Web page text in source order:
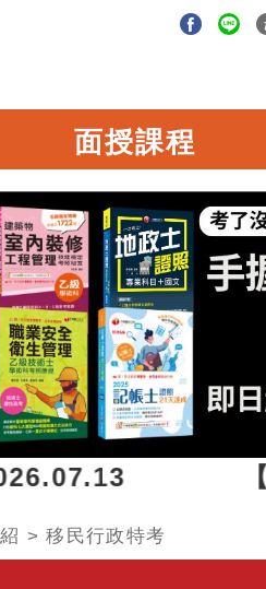
面授課程
【報考
>移民行政特考